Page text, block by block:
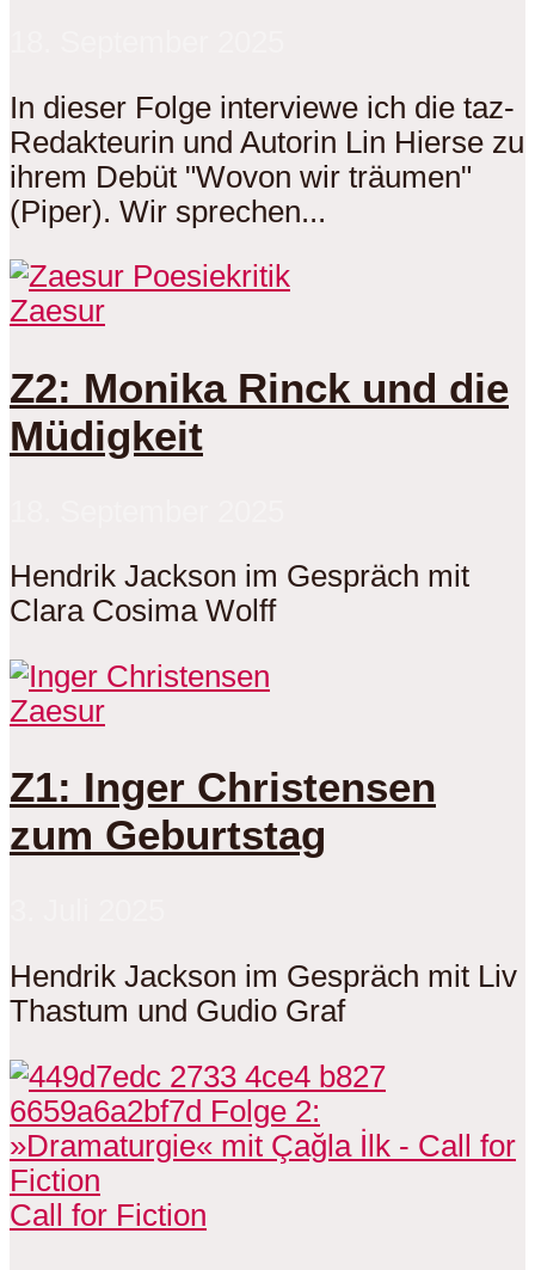
In dieser Folge interviewe ich die taz-
Redakteurin und Autorin Lin Hierse zu
ihrem Debüt "Wovon wir träumen"
(Piper). Wir sprechen...
Zaesur
Z2: Monika Rinck und die
Müdigkeit
Hendrik Jackson im Gespräch mit
Clara Cosima Wolff
Zaesur
Z1: Inger Christensen
zum Geburtstag
Hendrik Jackson im Gespräch mit Liv
Thastum und Gudio Graf
Call for Fiction